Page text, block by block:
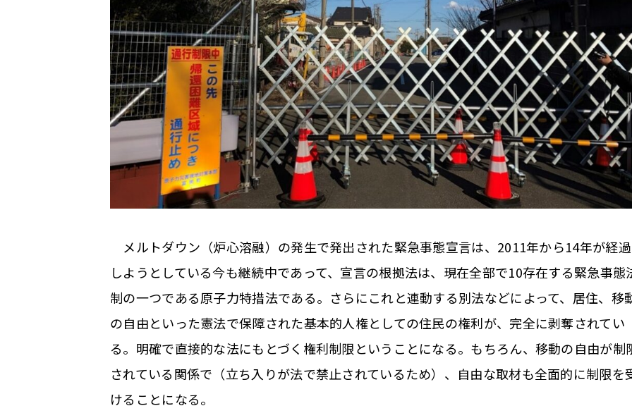
メルトダウン（炉心溶融）の発生で発出された緊急事態宣言は、2011年から14年が経過
しようとしている今も継続中であって、宣言の根拠法は、現在全部で10存在する緊急事態
制の一つである原子力特措法である。さらにこれと連動する別法などによって、居住、移
の自由といった憲法で保障された基本的人権としての住民の権利が、完全に剥奪されてい
る。明確で直接的な法にもとづく権利制限ということになる。もちろん、移動の自由が制
されている関係で（立ち入りが法で禁止されているため）、自由な取材も全面的に制限を
けることになる。